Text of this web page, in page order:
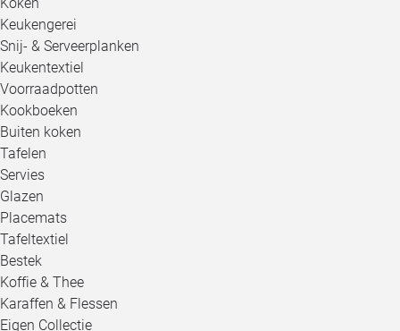
Keukengerei
Snij- & Serveerplanken
Keukentextiel
Voorraadpotten
Kookboeken
Buiten koken
Tafelen
Servies
Glazen
Placemats
Tafeltextiel
Bestek
Koffie & Thee
Karaffen & Flessen
Eigen Collectie